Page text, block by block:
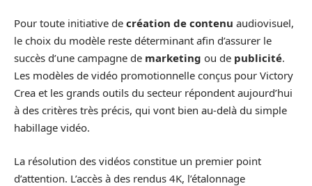
Pour toute initiative de création de contenu audiovisuel,
le choix du modèle reste déterminant afin d’assurer le
succès d’une campagne de marketing ou de publicité.
Les modèles de vidéo promotionnelle conçus pour Victory
Crea et les grands outils du secteur répondent aujourd’hui
à des critères très précis, qui vont bien au-delà du simple
habillage vidéo.
La résolution des vidéos constitue un premier point
d’attention. L’accès à des rendus 4K, l’étalonnage